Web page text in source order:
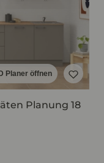
Planer öffnen
Planung 18